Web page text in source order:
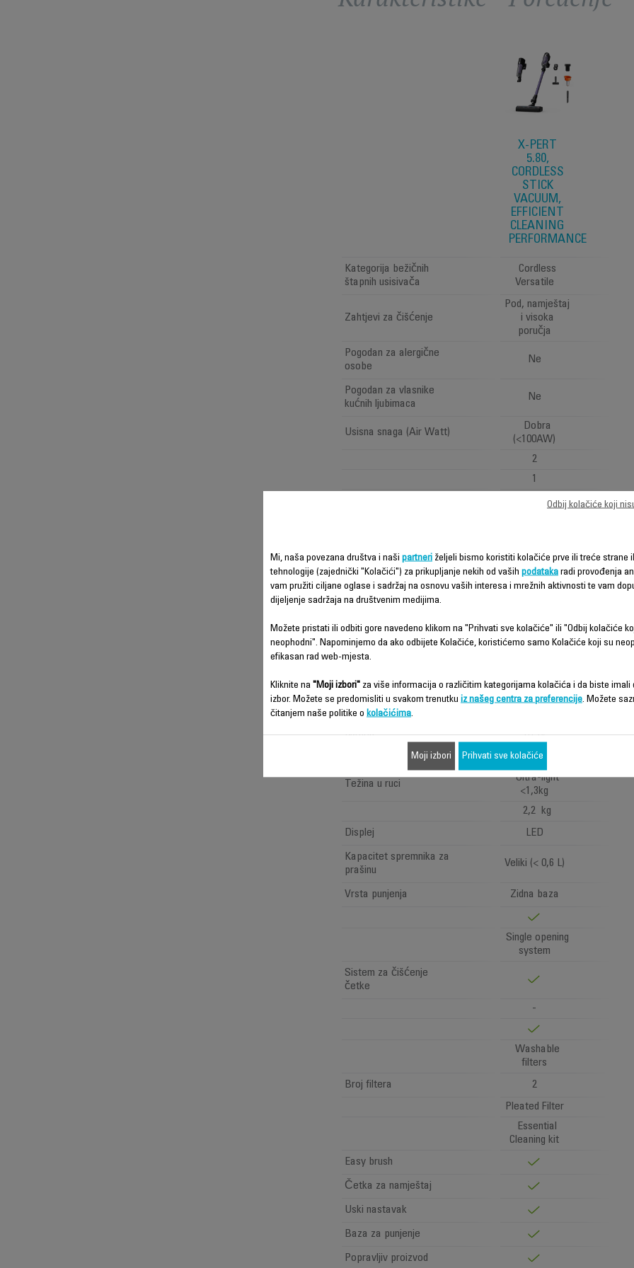
X-PERT
5.80,
CORDLESS
STICK
VACUUM,
EFFICIENT
CLEANING
PERFORMANCE
Kategorija bežičnih
štapnih usisivača
Cordless
Versatile
Zahtjevi za čišćenje
Pod, namještaj
i visoka
poručja
Pogodan za alergične
osobe
Ne
Pogodan za vlasnike
kućnih ljubimaca
Ne
Usisna snaga (Air Watt)
Dobra
(<100AW)
2
1
Voltage
100-240 V
Frekvencija
Autonomija
Dugo (40min -
Indikator vremena rada
indicator
Vrsta baterije
Napon 18.5V
Težina u ruci
Ultra-light
<1,3kg
2,2 kg
Displej
LED
Kapacitet spremnika za
prašinu
Veliki (< 0,6 L)
Vrsta punjenja Zidna baza
Single opening
system
Sistem za čišćenje
četke
-
Washable
filters
Broj filtera
2
Pleated Filter
Essential
Cleaning kit
Easy brush
Četka za namještaj
Uski nastavak
Baza za punjenje
Popravljiv proizvod
Mi, naša povezana društva i naši partneri željeli bismo koristiti kolačiće prve ili treće strane
tehnologije (zajednički "Kolačići") za prikupljanje nekih od vaših podataka radi provođenja
vam pružiti ciljane oglase i sadržaj na osnovu vaših interesa i mrežnih aktivnosti te vam
dijeljenje sadržaja na društvenim medijima.
Možete pristati ili odbiti gore navedeno klikom na "Prihvati sve kolačiće" ili "Odbij kolačiće
neophodni". Napominjemo da ako odbijete Kolačiće, koristićemo samo Kolačiće koji su
efikasan rad web-mjesta.
Kliknite na "Moji izbori" za više informacija o različitim kategorijama kolačića i da biste imali
izbor. Možete se predomisliti u svakom trenutku iz našeg centra za preferencije. Možete
čitanjem naše politike o kolačićima.
Odbij kolačiće koji
Moji izbori Prihvati sve kolačiće